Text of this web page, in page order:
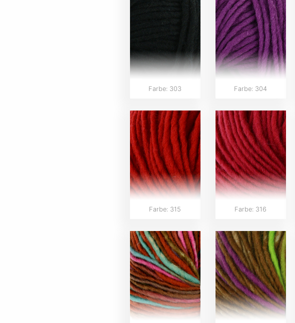
Farbe: 303 Farbe: 304
Farbe: 315 Farbe: 316